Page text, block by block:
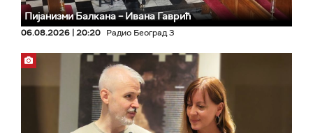
Пијанизми Балкана – Ивана Гаврић
06.08.2026 | 20:20 Радио Београд 3